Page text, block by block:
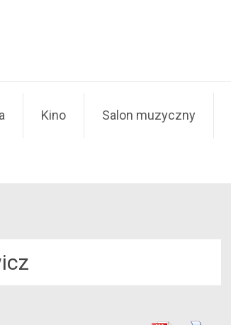
Kino Salon muzyczny